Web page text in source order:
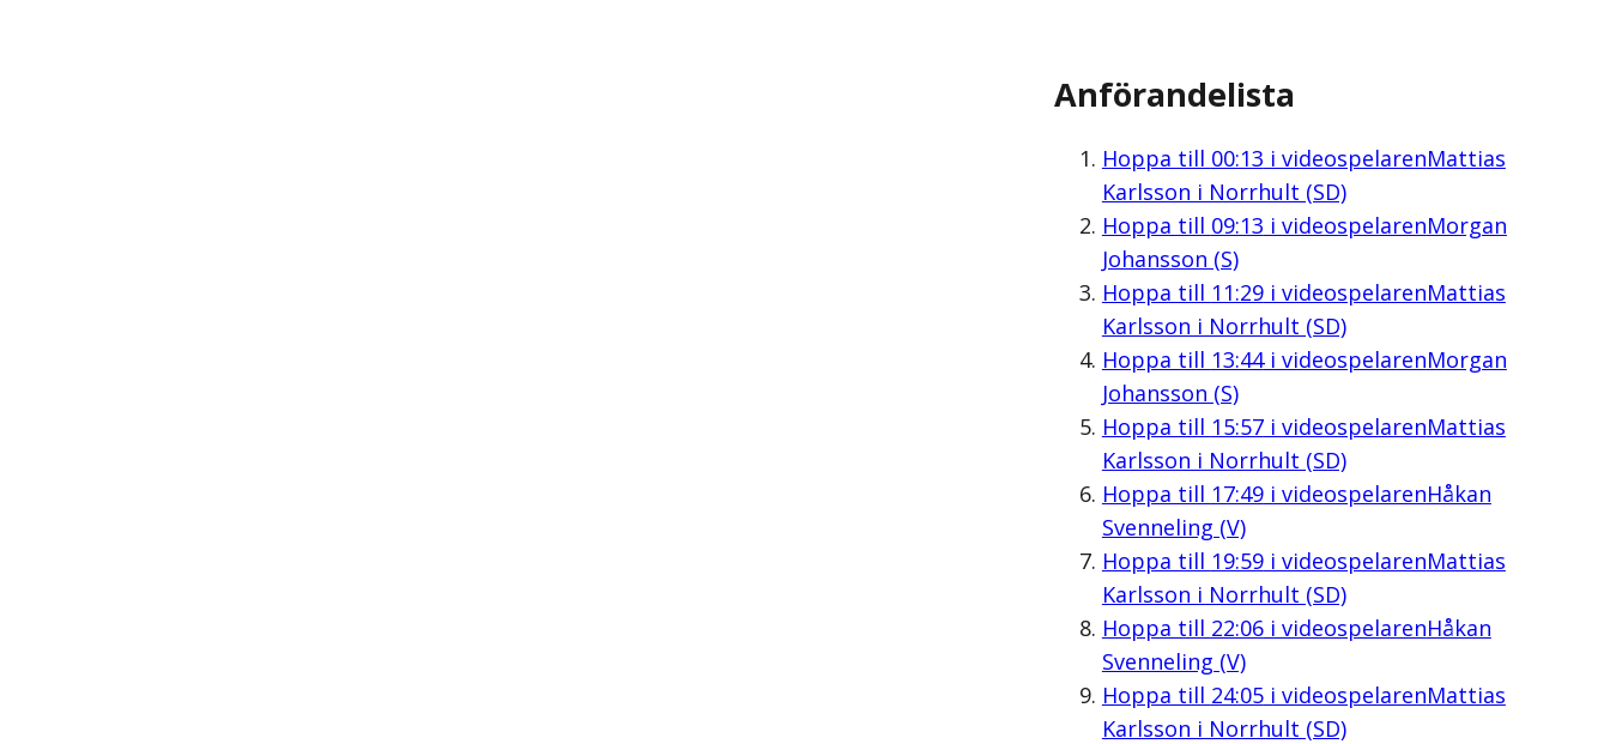
Anförandelista
Hoppa till 00:13 i videospelarenMattias
Karlsson i Norrhult (SD)
Hoppa till 09:13 i videospelarenMorgan
Johansson (S)
Hoppa till 11:29i videospelarenMattias
Karlsson i Norrhult (SD)
Hoppa till 13:44i videospelarenMorgan
Johansson (S)
Hoppa till 15:57i videospelarenMattias
Karlsson i Norrhult (SD)
Hoppa till 17:49i videospelarenHåkan
Svenneling (V)
Hoppa till 19:59i videospelarenMattias
Karlsson i Norrhult (SD)
Hoppa till 22:06i videospelarenHåkan
Svenneling (V)
Hoppa till 24:05i videospelarenMattias
Karlsson i Norrhult (SD)